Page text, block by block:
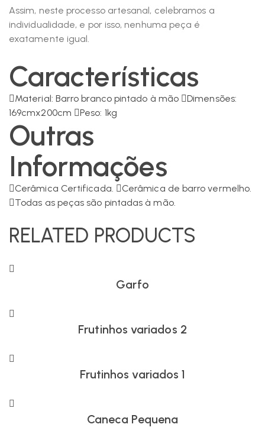
Assim, neste processo artesanal, celebramos a
individualidade, e por isso, nenhuma peça é
exatamente igual.
Características
Material: Barro branco pintado à mão
Dimensões:
169cmx200cm
Peso: 1kg
Outras
Informações
Cerâmica Certificada.
Cerâmica de barro vermelho.
Todas as peças são pintadas à mão.
RELATED PRODUCTS
Garfo
Frutinhos variados 2
Frutinhos variados 1
Caneca Pequena